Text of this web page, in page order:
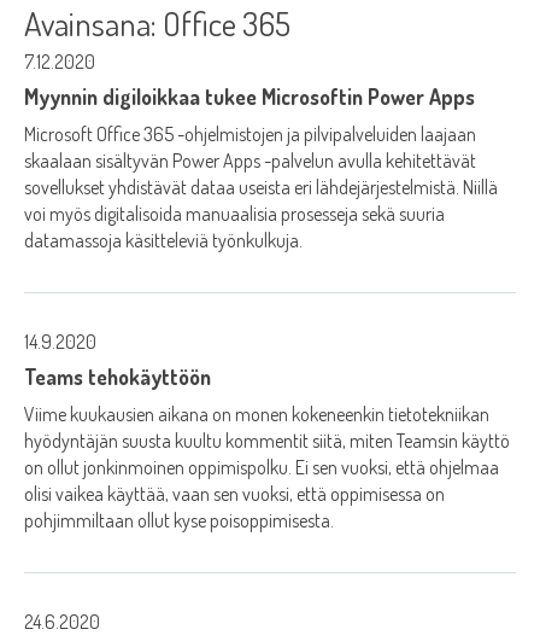
Avainsana: Office 365
7.12.2020
Myynnin digiloikkaa tukee Microsoftin Power Apps
Microsoft Office 365 -ohjelmistojen ja pilvipalveluiden laajaan
skaalaan sisältyvän Power Apps -palvelun avulla kehitettävät
sovellukset yhdistävät dataa useista eri lähdejärjestelmistä. Niillä
voi myös digitalisoida manuaalisia prosesseja sekä suuria
datamassoja käsitteleviä työnkulkuja.
14.9.2020
Teams tehokäyttöön
Viime kuukausien aikana on monen kokeneenkin tietotekniikan
hyödyntäjän suusta kuultu kommentit siitä, miten Teamsin käyttö
on ollut jonkinmoinen oppimispolku. Ei sen vuoksi, että ohjelmaa
olisi vaikea käyttää, vaan sen vuoksi, että oppimisessa on
pohjimmiltaan ollut kyse poisoppimisesta.
24.6.2020